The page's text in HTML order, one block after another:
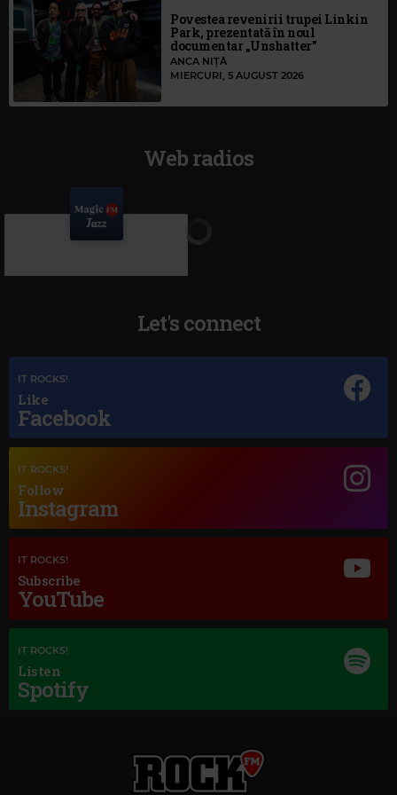
Povestea revenirii trupei Linkin
Park, prezentată în noul
documentar „Unshatter”
ANCA NIȚĂ
MIERCURI, 5 AUGUST 2026
Web radios
Magic Jazz
Let's connect
IT ROCKS!
Like
Facebook
IT ROCKS!
Follow
Instagram
IT ROCKS!
Subscribe
YouTube
IT ROCKS!
Listen
Spotify